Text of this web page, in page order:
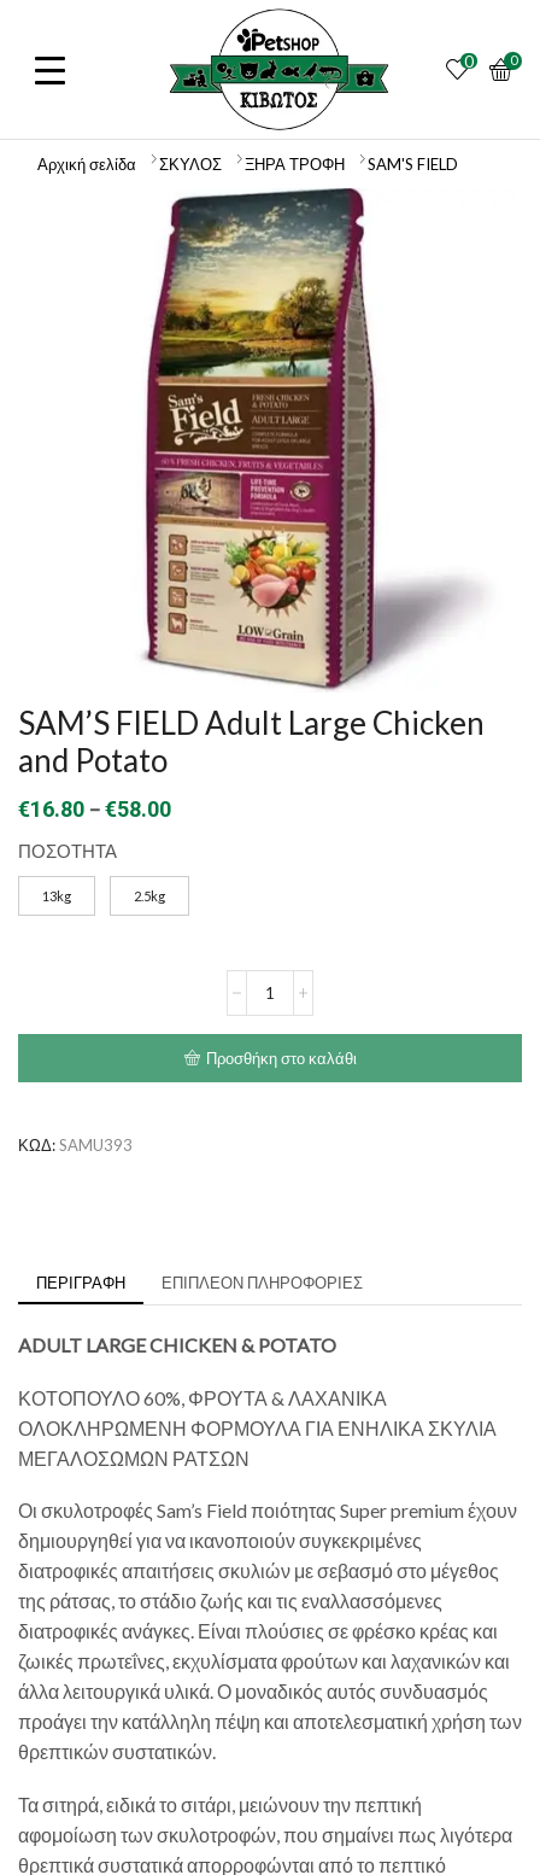
0 0
Αρχική σελίδα ΣΚΥΛΟΣ ΞΗΡΑ ΤΡΟΦΗ SAM'S FIELD
SAM’S FIELD Adult Large Chicken
and Potato
€16.80 –€58.00Price
€16.80
through
ΠΟΣΟΤΗΤΑ
13kg 2.5kg
Chicken
and
Προσθήκη στο καλάθι
ΚΩΔ:SAMU393
ΠΕΡΙΓΡΑΦΉ ΕΠΙΠΛΈΟΝ ΠΛΗΡΟΦΟΡΊΕΣ
ADULT LARGE CHICKEN & POTATO
ΚΟΤΟΠΟΥΛΟ 60%, ΦΡΟΥΤΑ & ΛΑΧΑΝΙΚΑ
ΟΛΟΚΛΗΡΩΜΕΝΗ ΦΟΡΜΟΥΛΑ ΓΙΑ ΕΝΗΛΙΚΑ ΣΚΥΛΙΑ
ΜΕΓΑΛΟΣΩΜΩΝ ΡΑΤΣΩΝ
Οι σκυλοτροφές Sam’s Field ποιότητας Super premium έχουν
δημιουργηθεί για να ικανοποιούν συγκεκριμένες
διατροφικές απαιτήσεις σκυλιών με σεβασμό στο μέγεθος
της ράτσας, το στάδιο ζωής και τις εναλλασσόμενες
διατροφικές ανάγκες. Είναι πλούσιες σε φρέσκο κρέας και
ζωικές πρωτεΐνες, εκχυλίσματα φρούτων και λαχανικών και
άλλα λειτουργικά υλικά. Ο μοναδικός αυτός συνδυασμός
προάγει την κατάλληλη πέψη και αποτελεσματική χρήση των
θρεπτικών συστατικών.
Τα σιτηρά, ειδικά το σιτάρι, μειώνουν την πεπτική
αφομοίωση των σκυλοτροφών, που σημαίνει πως λιγότερα
θρεπτικά συστατικά απορροφώνται από το πεπτικό